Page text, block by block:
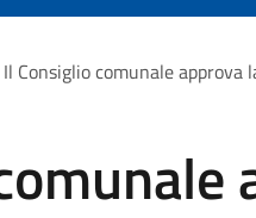
Il Consiglio comunale